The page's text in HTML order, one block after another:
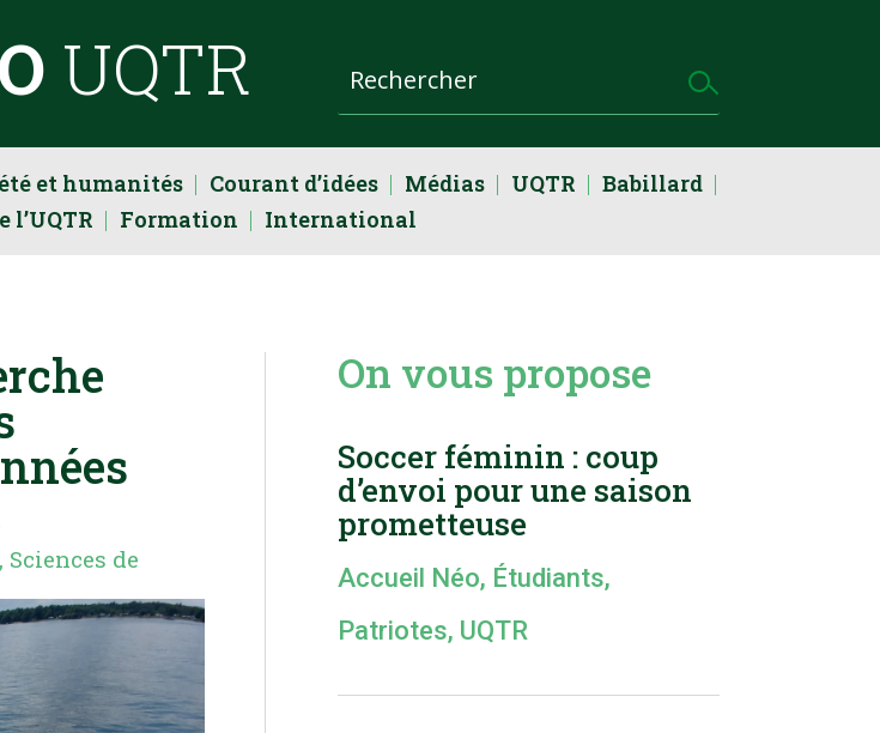
UQTR
et humanités Courant d’idées Médias UQTR
Babillard
l’UQTR Formation International
, Sciences de
On vous propose
Soccer féminin : coup
d’envoi pour une saison
prometteuse
Accueil Néo, Étudiants,
Patriotes, UQTR